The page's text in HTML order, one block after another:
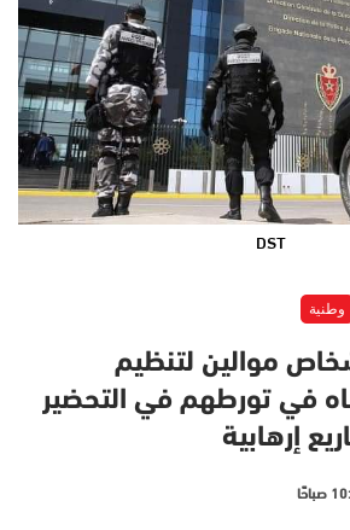
DST
وطنية
موالين لتنظيم
في تورطهم في التحضير
إرهابية